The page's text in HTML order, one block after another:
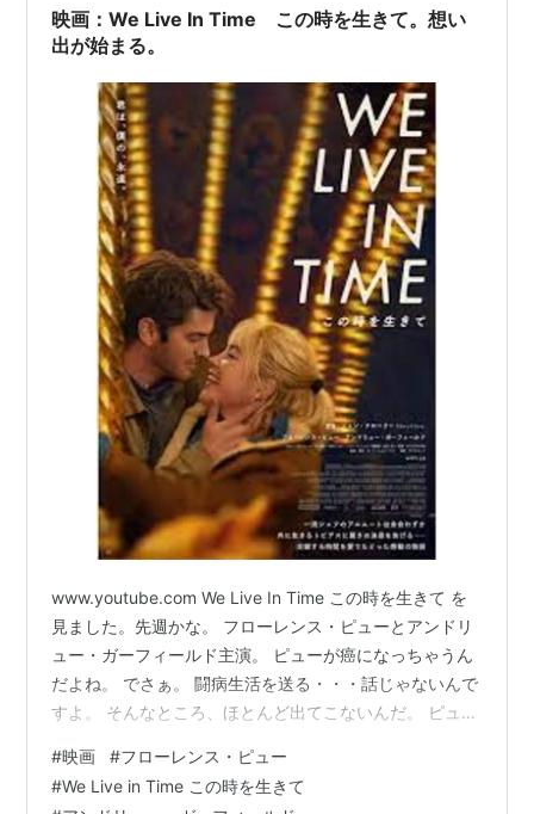
ド(トビアス)ほか。 時系列を乱した状態で進んでい…
映画：We Live In Time この時を生きて。想い
出が始まる。
www.youtube.com We Live In Time この時を生きて を
見ました。先週かな。 フローレンス・ピューとアンドリ
ュー・ガーフィールド主演。 ピューが癌になっちゃうん
だよね。 でさぁ。 闘病生活を送る・・・話じゃないんで
すよ。 そんなところ、ほとんど出てこないんだ。 ピュー
んだったっけ？ 欧州の料理世界大会にイギリス代表とし
て出たいんだって。 でもすべてバラバラに出てくる。 時
#映画 #フローレンス・ピュー
#We Live in Time この時を生きて